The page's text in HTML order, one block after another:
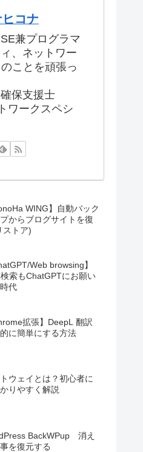
コナ
兼プログラマ
、ネットワー
ことを頑張っ
保支援士
ワークスペシ
WING】自動バック
からブログサイトを復
ストア)
Web browsing】
索もChatGPTにお願い
代
拡張】DeepL 翻訳
に簡単にする方法
ウェイとは？初心者に
りやすく解説
BackWPup 消え
を復元する